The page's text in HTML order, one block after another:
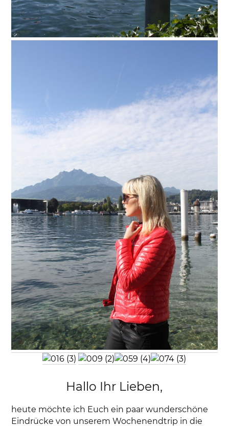
Hallo Ihr Lieben,
heute möchte ich Euch ein paar wunderschöne
Eindrücke von unserem Wochenendtrip in die